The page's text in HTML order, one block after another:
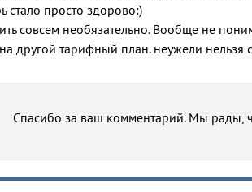
стало просто здорово:)
совсем необязательно. Вообще не
другой тарифный план. неужели нельзя
Спасибо за ваш комментарий. Мы рады,